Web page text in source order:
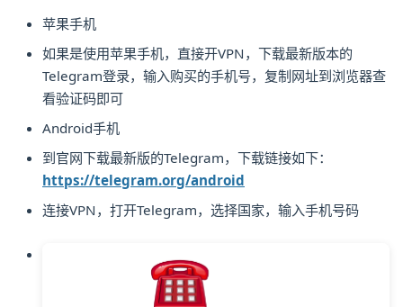
苹果手机
如果是使用苹果手机，直接开VPN，下载最新版本的
Telegram登录，输入购买的手机号，复制网址到浏览器查
看验证码即可
Android手机
到官网下载最新版的Telegram，下载链接如下：
https://telegram.org/android
连接VPN，打开Telegram，选择国家，输入手机号码